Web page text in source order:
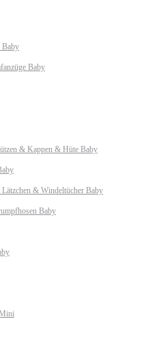
Baby
Baby
& Kappen & Hüte Baby
& Windeltücher Baby
Baby